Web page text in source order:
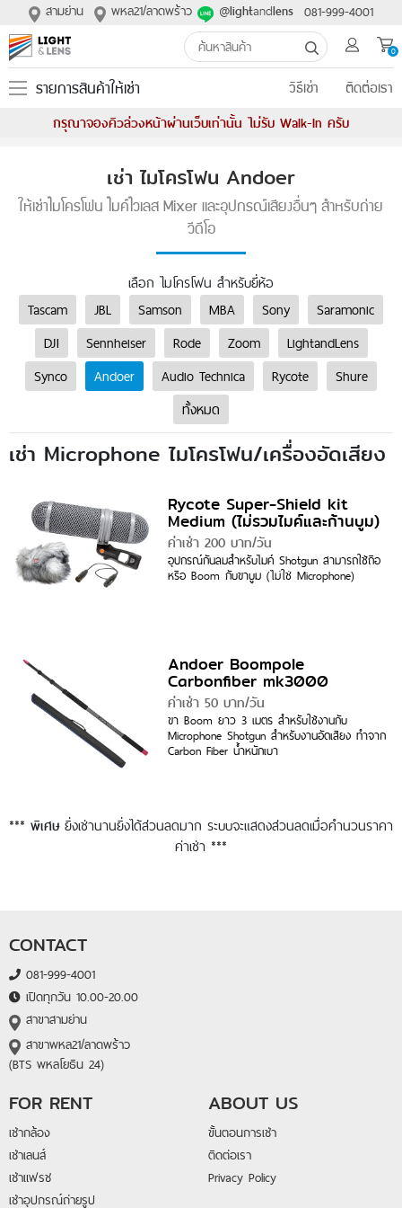
สามย่าน พหล21/ลาดพร้าว @lightandlens 081-999-4001
0
รายการสินค้าให้เช่า วิธีเช่า ติดต่อเรา
กรุณาจองคิวล่วงหน้าผ่านเว็บเท่านั้น ไม่รับ Walk-In ครับ
เช่า ไมโครโฟน Andoer
ให้เช่าไมโครโฟน ไมค์ไวเลส Mixer และอุปกรณ์เสียงอื่นๆ สำหรับถ่าย
วีดีโอ
เลือก ไมโครโฟน สำหรับยี่ห้อ
Tascam
JBL Samson MBA Sony
Saramonic
DJI
Sennheiser Rode Zoom
LightandLens
Synco
Andoer Audio Technica Rycote
Shure
ทั้งหมด
เช่า Microphone ไมโครโฟน/เครื่องอัดเสียง
Rycote Super-Shield kit
Medium (ไม่รวมไมค์และก้านบูม)
ค่าเช่า 200 บาท/วัน
อุปกรณ์กันลมสำหรับไมค์ Shotgun สามารถใช้ถือ
หรือ Boom กับขาบูม (ไม่ใช่ Microphone)
Andoer Boompole
Carbonfiber mk3000
ค่าเช่า 50 บาท/วัน
ขา Boom ยาว 3 เมตร สำหรับใช้งานกับ
Microphone Shotgun สำหรับงานอัดเสียง ทำจาก
Carbon Fiber น้ำหนักเบา
*** พิเศษยิ่งเช่านานยิ่งได้ส่วนลดมาก ระบบจะแสดงส่วนลดเมื่อคำนวนราคา
ค่าเช่า ***
CONTACT
081-999-4001
เปิดทุกวัน 10.00-20.00
สาขาสามย่าน
สาขาพหล21/ลาดพร้าว
(BTS พหลโยธิน 24)
FOR RENT
เช่ากล้อง
เช่าเลนส์
เช่าแฟรช
เช่าอุปกรณ์ถ่ายรูป
ABOUT US
ขั้นตอนการเช่า
ติดต่อเรา
Privacy Policy